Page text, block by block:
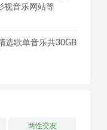
视音乐网站等
选歌单音乐共30GB
两性交友